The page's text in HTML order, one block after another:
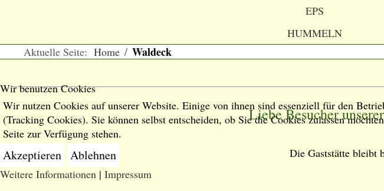
EPS
HUMMELN
Aktuelle Seite: Home Waldeck
Liebe Besucher
Die Gaststätte bleibt
Wir benutzen Cookies
Wir nutzen Cookies auf unserer Website. Einige von ihnen sind essenziell für den
(Tracking Cookies). Sie können selbst entscheiden, ob Sie die Cookies zulassen
Seite zur Verfügung stehen.
Akzeptieren Ablehnen
Weitere Informationen | Impressum